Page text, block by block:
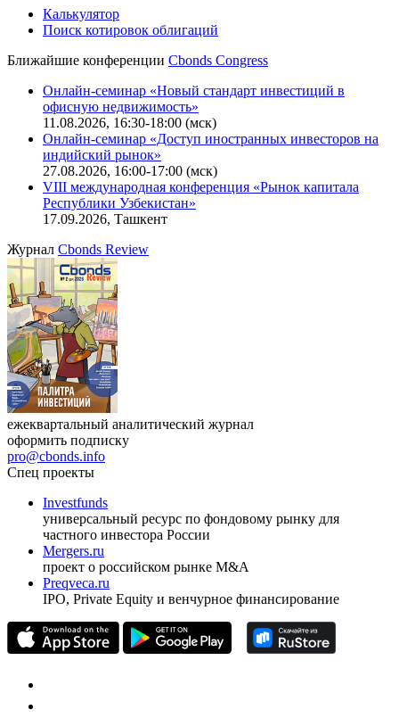
Калькулятор
Поиск котировок облигаций
Ближайшие конференции Cbonds Congress
Онлайн-семинар «Новый стандарт инвестиций в
офисную недвижимость»
11.08.2026, 16:30-18:00 (мск)
Онлайн-семинар «Доступ иностранных инвесторов на
индийский рынок»
27.08.2026, 16:00-17:00 (мск)
VIII международная конференция «Рынок капитала
Республики Узбекистан»
17.09.2026, Ташкент
Журнал Cbonds Review
ежеквартальный аналитический журнал
оформить подписку
pro@cbonds.info
Спец проекты
Investfunds
универсальный ресурс по фондовому рынку для
частного инвестора России
Mergers.ru
проект о российском рынке M&A
Preqveca.ru
IPO, Private Equity и венчурное финансирование